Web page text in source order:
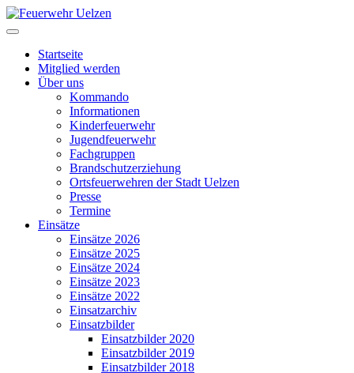
Startseite
Mitglied werden
Über uns
Kommando
Informationen
Kinderfeuerwehr
Jugendfeuerwehr
Fachgruppen
Brandschutzerziehung
Ortsfeuerwehren der Stadt Uelzen
Presse
Termine
Einsätze
Einsätze 2026
Einsätze 2025
Einsätze 2024
Einsätze 2023
Einsätze 2022
Einsatzarchiv
Einsatzbilder
Einsatzbilder 2020
Einsatzbilder 2019
Einsatzbilder 2018